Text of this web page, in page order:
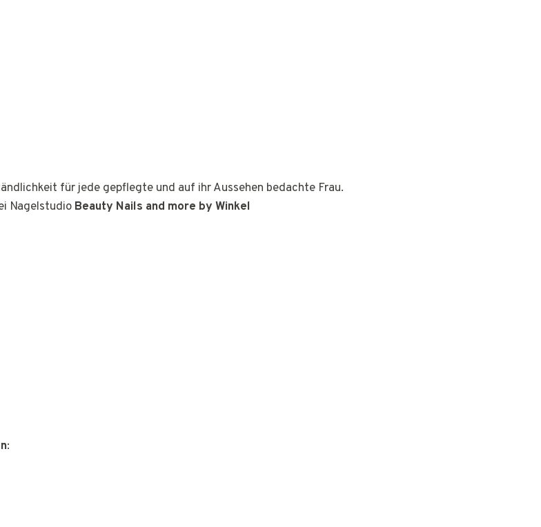
für jede gepflegte und auf ihr Aussehen bedachte Frau.
Nagelstudio Beauty Nails and more by Winkel
: